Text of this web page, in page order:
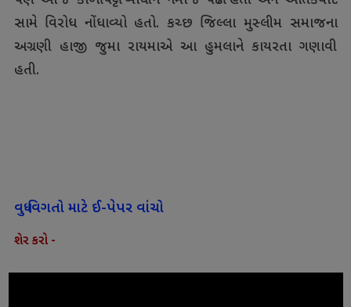
સામે વિરોધ નોંધાવ્યો હતો. કચ્છ જિલ્લા મુસ્લીમ સમાજના
અગ્રણી હાજી જુમા રાયમાએ આ હુમલાને કાયરતા ગણાવી
હતી.
વધુ વિગતો માટે ઈ-પેપર વાંચો
શેર કરો -